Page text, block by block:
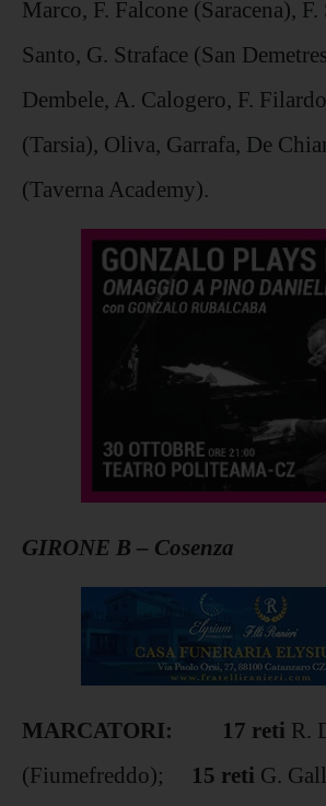
Marco, F. Falcone (Saracena), F.
Santo, G. Straface (San
Dembele, A. Calogero, F.
(Tarsia), Oliva, Garrafa, De
(Taverna Academy).
GIRONE B – Cosenza
MARCATORI: 17 reti R.
(Fiumefreddo); 15 reti G.